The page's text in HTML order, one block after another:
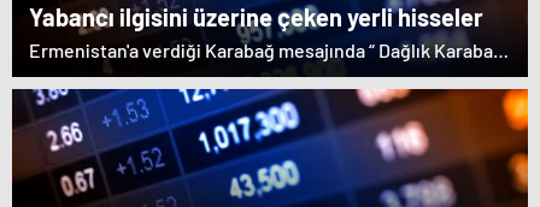
Yabancı ilgisini üzerine çeken yerli hisseler
Ermenistan'a verdiği Karabağ mesajında “ Dağlık Karabağ
ve çevresindeki bölgeler Azerbaycan Cumhuriyeti'nin
ayrılmaz bir parçasıdır” dedi. İstifa çağrılarını kabul
etmeyen Başbakan Paşinyan Dağlık karabağ'ın sözde
lideri Arayik Harutyunyan'la görüştü. Ermenistan'a verdiği
desteği saklamayan Fransa Cumhurbaşkanı Macron ise
dikkat çeken bir ziyaret gerçekleştirdi.